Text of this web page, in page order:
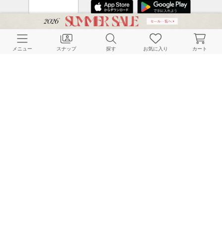
CUSTOMER SERVICE
メニュー スナップ 探す お気に入り カート